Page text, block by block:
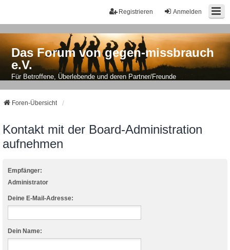
Anmelden
Registrieren
Das Forum von gegen-missbrauch
e.V.
Für Betroffene, Überlebende und deren Partner/Freunde
Foren-Übersicht
Kontakt mit der Board-Administration
aufnehmen
Empfänger:
Administrator
Deine E-Mail-Adresse:
Dein Name: